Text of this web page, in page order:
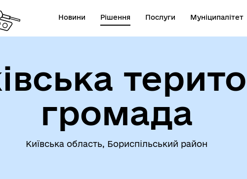
Новини Рішення Послуги Муніципалітет
громада
Київська область, Бориспільський район